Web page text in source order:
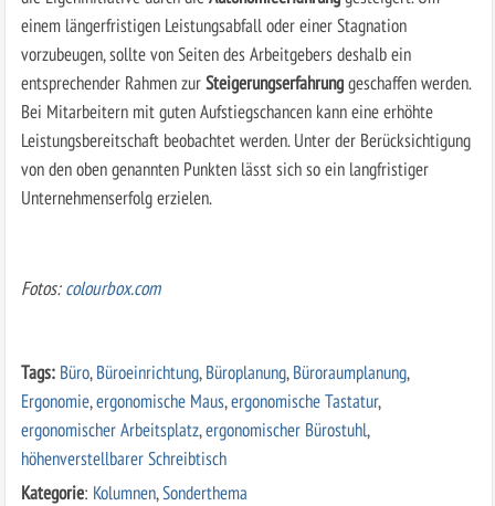
einem längerfristigen Leistungsabfall oder einer Stagnation
vorzubeugen, sollte von Seiten des Arbeitgebers deshalb ein
entsprechender Rahmen zurSteigerungserfahrunggeschaffen werden.
Bei Mitarbeitern mit guten Aufstiegschancen kann eine erhöhte
Leistungsbereitschaft beobachtet werden. Unter der Berücksichtigung
von den oben genannten Punkten lässt sich so ein langfristiger
Unternehmenserfolg erzielen.
Fotos:colourbox.com
Tags: Büro,Büroeinrichtung,Büroplanung,Büroraumplanung,
Ergonomie,ergonomische Maus,ergonomische Tastatur,
ergonomischer Arbeitsplatz,ergonomischer Bürostuhl,
höhenverstellbarer Schreibtisch
Kategorie: Kolumnen,Sonderthema